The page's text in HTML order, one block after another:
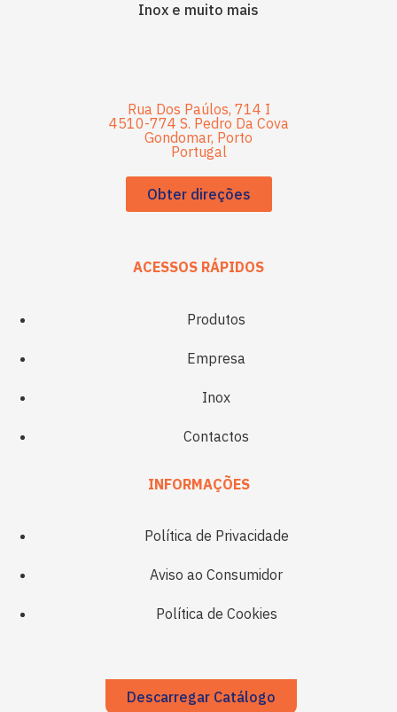
Inox e muito mais
Rua Dos Paúlos, 714 I
4510-774 S. Pedro Da Cova
Gondomar, Porto
Portugal
Obter direções
ACESSOS RÁPIDOS
Produtos
Empresa
Inox
Contactos
INFORMAÇÕES
Política de Privacidade
Aviso ao Consumidor
Política de Cookies
Descarregar Catálogo